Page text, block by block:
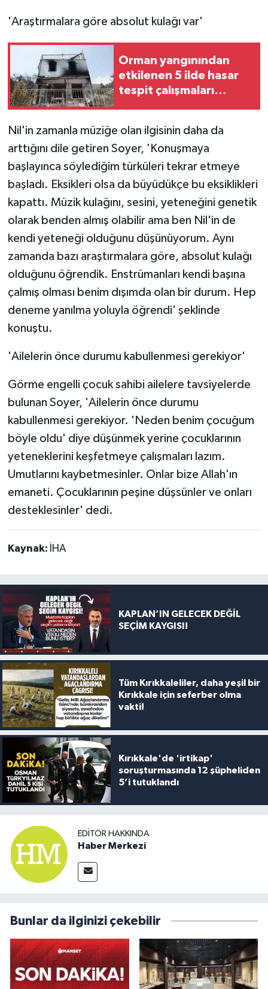
'Araştırmalara göre absolut kulağı var'
Orman yangınından
etkilenen 5 ilde hasar
tespit çalışmaları
Nil'in zamanla müziğe olan ilgisinin daha da
arttığını dile getiren Soyer, 'Konuşmaya
başlayınca söylediğim türküleri tekrar etmeye
başladı. Eksikleri olsa da büyüdükçe bu eksiklikleri
kapattı. Müzik kulağını, sesini, yeteneğini genetik
olarak benden almış olabilir ama ben Nil'in de
kendi yeteneği olduğunu düşünüyorum. Aynı
zamanda bazı araştırmalara göre, absolut kulağı
olduğunu öğrendik. Enstrümanları kendi başına
çalmış olması benim dışımda olan bir durum. Hep
deneme yanılma yoluyla öğrendi' şeklinde
konuştu.
'Ailelerin önce durumu kabullenmesi gerekiyor'
Görme engelli çocuk sahibi ailelere tavsiyelerde
bulunan Soyer, 'Ailelerin önce durumu
kabullenmesi gerekiyor. 'Neden benim çocuğum
böyle oldu' diye düşünmek yerine çocuklarının
yeteneklerini keşfetmeye çalışmaları lazım.
Umutlarını kaybetmesinler. Onlar bize Allah'ın
emaneti. Çocuklarının peşine düşsünler ve onları
desteklesinler' dedi.
Kaynak: İHA
KAPLAN’IN GELECEK DEĞİL
SEÇİM KAYGISI!
Tüm Kırıkkaleliler, daha yeşil bir
Kırıkkale için seferber olma
vakti!
Kırıkkale'de 'irtikap'
soruşturmasında 12 şüpheliden
5’i tutuklandı
EDITÖR HAKKINDA
Haber Merkezi
Bunlar da ilginizi çekebilir